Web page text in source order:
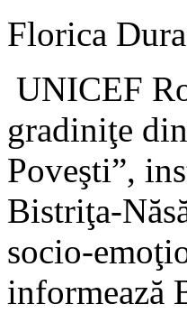
Florica Dura
UNICEF
gradiniţe
Poveşti”,
Bistriţa-
socio-
informează